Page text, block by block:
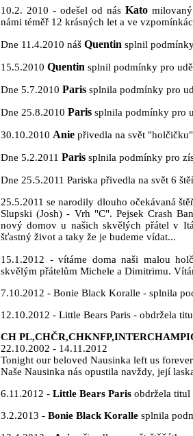
10.2. 2010 - odešel od nás Kato
námi téměř 12 krásných let a ve
Dne 11.4.2010 náš Quentin splnil
15.5.2010 Quentin splnil podmínky pro
Dne 5.7.2010 Paris splnila podmínky pro
Dne 25.8.2010 Paris splnila podmínky pro
30.10.2010 Anie přivedla na svět "holčičku"
Dne 5.2.2011 Paris splnila podmínky pro
Dne 25.5.2011 Pariska přivedla na svět 6
25.5.2011 se narodily dlouho očekávaná
Slupski (Josh) - Vrh "C". Pejsek Crash
nový domov u našich skvělých přátel v
šťastný život a taky že je budeme vídat...
15.1.2012 - vítáme doma naši malou
skvělým přátelům Michele a Dimitrimu.
7.10.2012 - Bonie Black Koralle - splnila
12.10.2012 - Little Bears Paris - obdržela
CH
22.10.2002 - 14.11.2012
Tonight our beloved Nausinka left us
Naše Nausinka nás opustila navždy, její
6.11.2012 - Little Bears Paris obdržela titul
3.2.2013 - Bonie Black Koralle splnila